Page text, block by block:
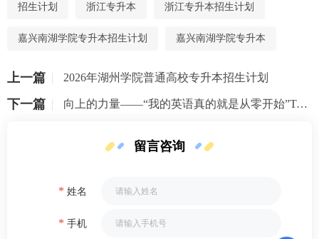
招生计划 浙江专升本 浙江专升本招生计划
嘉兴南湖学院专升本招生计划 嘉兴南湖学院专升本
上一篇 2026年湖州学院普通高校专升本招生计划
下一篇 向上的力量——“我的英语真的就是从零开始”TA 们做到了，你也可以
留言咨询
* 姓名
* 手机